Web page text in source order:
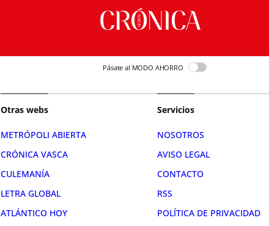
Pásate al MODO AHORRO
Otras webs
METRÓPOLI ABIERTA
CRÓNICA VASCA
CULEMANÍA
LETRA GLOBAL
ATLÁNTICO HOY
Servicios
NOSOTROS
AVISO LEGAL
CONTACTO
RSS
POLÍTICA DE PRIVACIDAD